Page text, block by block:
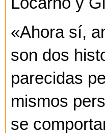
«Ahora sí,
son dos
parecidas
mismos
se